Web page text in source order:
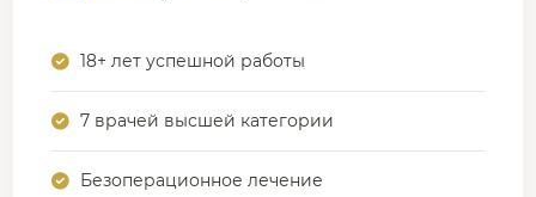
18+ лет успешной работы
7 врачей высшей категории
Безоперационное лечение